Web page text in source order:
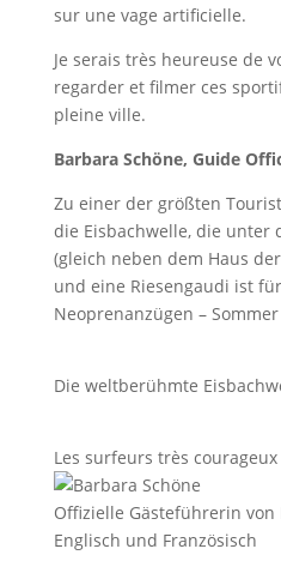
sur une vage artificielle.
Je serais très heureuse de
regarder et filmer ces
pleine ville.
Barbara Schöne, Guide
Zu einer der größten
die Eisbachwelle, die unter
(gleich neben dem Haus
und eine Riesengaudi ist
Neoprenanzügen –
Die weltberühmte
Les surfeurs très
Offizielle Gästeführerin
Englisch und Französisch